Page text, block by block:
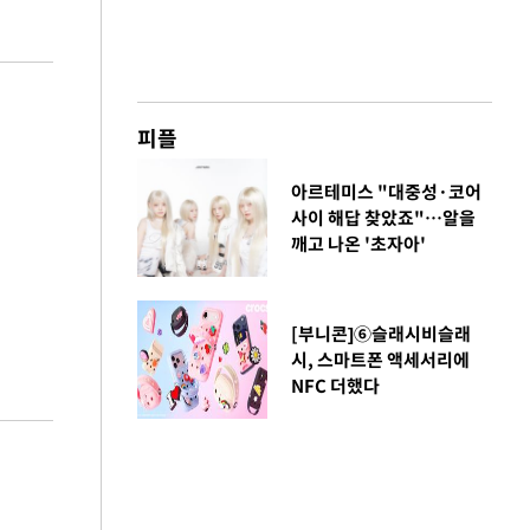
피플
아르테미스 "대중성·코어
사이 해답 찾았죠"…알을
깨고 나온 '초자아'
[부니콘]⑥슬래시비슬래
시, 스마트폰 액세서리에
NFC 더했다